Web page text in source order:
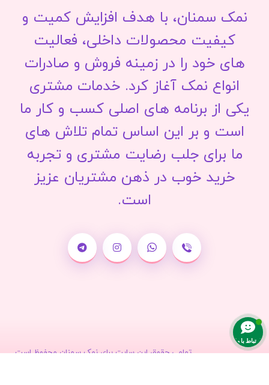
نمک سمنان، با هدف افزایش کمیت و
کیفیت محصولات داخلی، فعالیت
های خود را در زمینه فروش و صادرات
انواع نمک آغاز کرد. خدمات مشتری
یکی از برنامه های اصلی کسب و کار ما
است و بر این اساس تمام تلاش های
ما برای جلب رضایت مشتری و تجربه
خرید خوب در ذهن مشتریان عزیز
است.
تمامی حقوق این سایت برای نمک سمنان محفوظ است.
ارتباط با ما